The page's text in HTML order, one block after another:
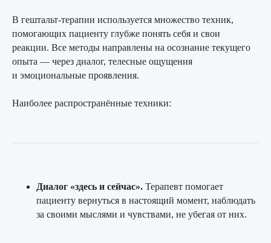
В гештальт-терапии используется множество техник,
помогающих пациенту глубже понять себя и свои
реакции. Все методы направлены на осознание текущего
опыта — через диалог, телесные ощущения
и эмоциональные проявления.
Наиболее распространённые техники:
Диалог «здесь и сейчас». Терапевт помогает
пациенту вернуться в настоящий момент, наблюдать
за своими мыслями и чувствами, не убегая от них.